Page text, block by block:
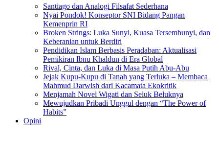
Santiago dan Analogi Filsafat Sederhana
Nyai Pondok! Konseptor SNI Bidang Pangan
Kemenprin RI
Broken Strings: Luka Sunyi, Kuasa Tersembunyi, dan
Keberanian untuk Berdiri
Pendidikan Islam Berbasis Peradaban: Aktualisasi
Pemikiran Ibnu Khaldun di Era Global
Rival, Cinta, dan Luka di Masa Putih Abu-Abu
Jejak Kupu-Kupu di Tanah yang Terluka – Membaca
Mahmud Darwish dari Kacamata Ekokritik
Menjamah Novel Wigati dan Seluk Beluknya
Mewujudkan Pribadi Unggul dengan “The Power of
Habits”
Opini